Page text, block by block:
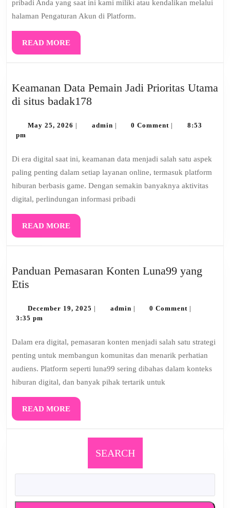
pribadi Anda yang saat ini kami miliki atau kendalikan melalui
halaman Pengaturan Akun di Platform.
READ MOREREAD
MORE
Keamanan Data Pemain Jadi Prioritas Utama
di situs badak178Keamanan
Pemain
Prioritas
Utama
di
situs
badak178
May 25, 2026 May
| adminadmin
| 0 Comment |
8:53
pm
Di era digital saat ini, keamanan data menjadi salah satu aspek
paling penting dalam setiap layanan online, termasuk platform
hiburan berbasis game. Dengan semakin banyaknya aktivitas
digital, perlindungan informasi pribadi
READ MOREREAD
MORE
Panduan Pemasaran Konten Luna99 yang
Etis
Konten
Luna99
yang
December 19, 2025 December
| adminadmin
| 0 Comment |
3:35 pm
Dalam era digital, pemasaran konten menjadi salah satu strategi
penting untuk membangun komunitas dan menarik perhatian
audiens. Platform seperti luna99 sering dibahas dalam konteks
hiburan digital, dan banyak pihak tertarik untuk
READ MOREREAD
MORE
SEARCH